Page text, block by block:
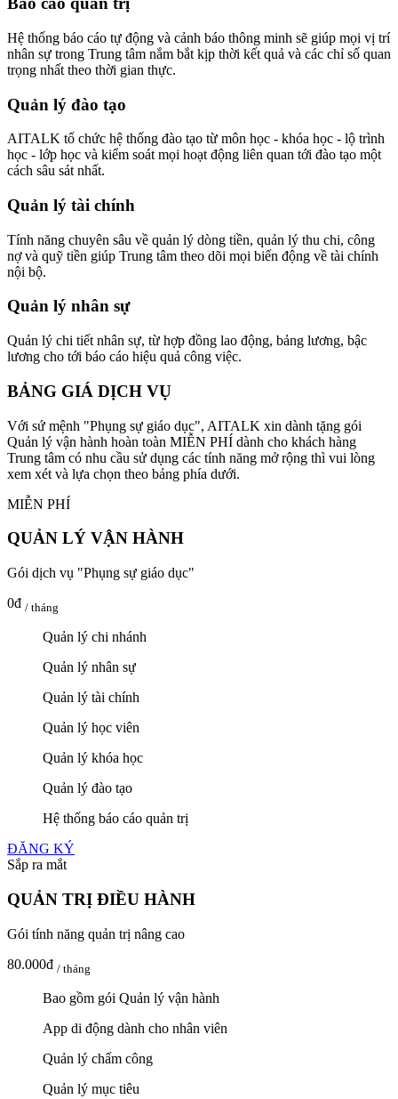
Hệ thống báo cáo tự động và cảnh báo thông minh sẽ giúp mọi vị trí
nhân sự trong Trung tâm nắm bắt kịp thời kết quả và các chỉ số quan
trọng nhất theo thời gian thực.
Quản lý đào tạo
AITALK tổ chức hệ thống đào tạo từ môn học - khóa học - lộ trình
học - lớp học và kiểm soát mọi hoạt động liên quan tới đào tạo một
cách sâu sát nhất.
Quản lý tài chính
Tính năng chuyên sâu về quản lý dòng tiền, quản lý thu chi, công
nợ và quỹ tiền giúp Trung tâm theo dõi mọi biến động về tài chính
nội bộ.
Quản lý nhân sự
Quản lý chi tiết nhân sự, từ hợp đồng lao động, bảng lương, bậc
lương cho tới báo cáo hiệu quả công việc.
BẢNG GIÁ DỊCH VỤ
Với sứ mệnh "Phụng sự giáo dục", AITALK xin dành tặng gói
Quản lý vận hành hoàn toàn MIỄN PHÍ dành cho khách hàng
Trung tâm có nhu cầu sử dụng các tính năng mở rộng thì vui lòng
xem xét và lựa chọn theo bảng phía dưới.
MIỄN PHÍ
QUẢN LÝ VẬN HÀNH
Gói dịch vụ "Phụng sự giáo dục"
0đ / tháng
Quản lý chi nhánh
Quản lý nhân sự
Quản lý tài chính
Quản lý học viên
Quản lý khóa học
Quản lý đào tạo
Hệ thống báo cáo quản trị
ĐĂNG KÝ
Sắp ra mắt
QUẢN TRỊ ĐIỀU HÀNH
Gói tính năng quản trị nâng cao
80.000đ / tháng
Bao gồm gói Quản lý vận hành
App di động dành cho nhân viên
Quản lý chấm công
Quản lý mục tiêu